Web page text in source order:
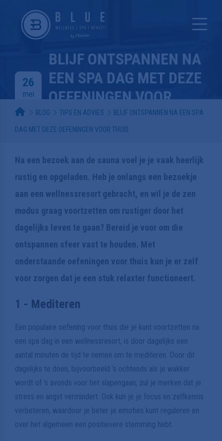
26
mei
BLIJF ONTSPANNEN NA
EEN SPA DAG MET DEZE
OEFENINGEN VOOR
THUIS
msalas
BLOG TIPS EN ADVIES BLIJF ONTSPANNEN NA EEN SPA
DAG MET DEZE OEFENINGEN VOOR THUIS
Na een bezoek aan de sauna voel je je vaak heerlijk
rustig en opgeladen. Heb je onlangs een bezoekje
aan een wellnessresort gebracht, en wil je de zen
modus graag voortzetten om rustiger door het
dagelijks leven te gaan? Bereid je voor om die
ontspannen sfeer vast te houden. Met
onderstaande oefeningen voor thuis kun je er zelf
voor zorgen dat je een stuk relaxter functioneert.
1 - Mediteren
Een populaire oefening voor thuis die je kunt voortzetten na
een spa dag in een wellnessresort, is door dagelijks een
aantal minuten de tijd te nemen om te mediteren. Door dit
dagelijks te doen, bijvoorbeeld ’s ochtends als je wakker
wordt of ’s avonds voor het slapengaan, zul je merken dat je
stress en angst vermindert. Ook kun je je focus en zelfkennis
verbeteren, waardoor je beter je emoties kunt reguleren en
over het algemeen een positievere stemming hebt.